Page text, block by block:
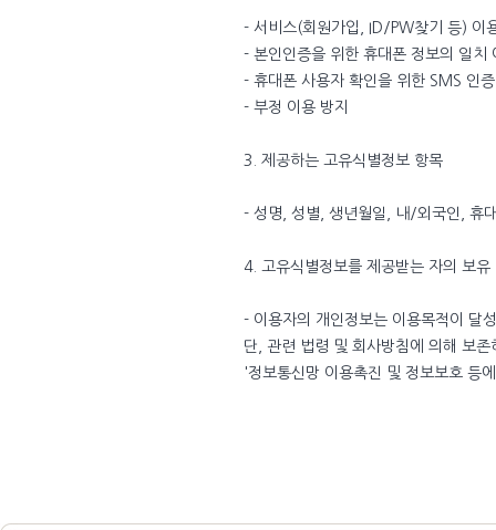
- 서비스(회원가입, ID/PW찾기 등) 이
- 본인인증을 위한 휴대폰 정보의 일치
- 휴대폰 사용자 확인을 위한 SMS 인
- 부정 이용 방지
3. 제공하는 고유식별정보 항목
- 성명, 성별, 생년월일, 내/외국인, 휴
4. 고유식별정보를 제공받는 자의 보유
- 이용자의 개인정보는 이용목적이 달
단, 관련 법령 및 회사방침에 의해 보
'정보통신망 이용촉진 및 정보보호 등